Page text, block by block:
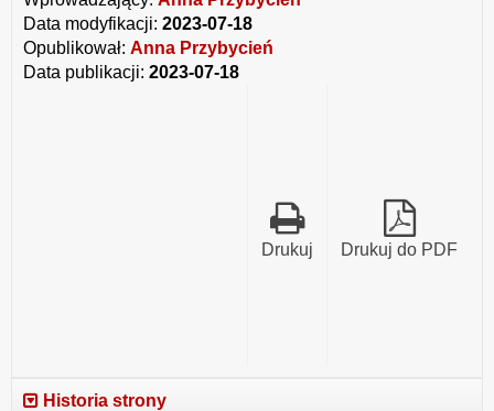
Data modyfikacji: 2023-07-18
Opublikował: Anna Przybycień
Data publikacji: 2023-07-18
Drukuj do PDF
Drukuj
Historia strony